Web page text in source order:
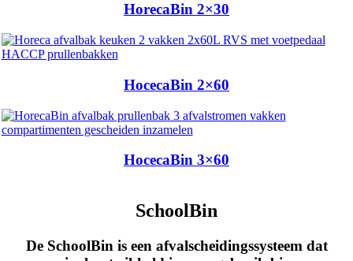
HorecaBin 2×30
HocecaBin 2×60
HocecaBin 3×60
SchoolBin
De SchoolBin is een afvalscheidingssysteem dat